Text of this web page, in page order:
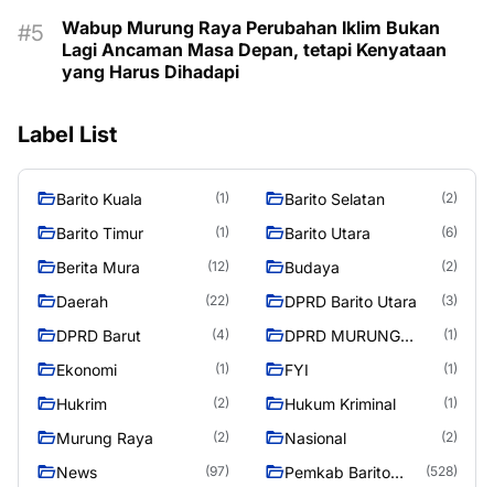
Wabup Murung Raya Perubahan Iklim Bukan
Lagi Ancaman Masa Depan, tetapi Kenyataan
yang Harus Dihadapi
Label List
Barito Kuala (1) Barito Selatan (2)
Barito Timur (1) Barito Utara (6)
Berita Mura (12) Budaya (2)
Daerah (22) DPRD Barito Utara (3)
DPRD Barut (4)
DPRD MURUNG
(1)
Ekonomi (1) FYI (1)
Hukrim (2) Hukum Kriminal (1)
Murung Raya (2) Nasional (2)
News (97)
Pemkab Barito
(528)